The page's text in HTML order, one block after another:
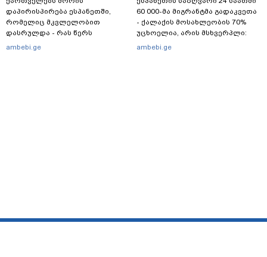
დაპირისპირება ესპანეთში,
რომელიც მკვლელობით
დასრულდა - რას წერს
საერთაშორისო მედია: "მანქანა
ambebi.ge
60 000-მა მიგრანტმა გადაკვეთა
- ქალაქის მოსახლეობის 70%
უცხოელია, არის მსხვერპლი:
ბოლო ცნობები სეუტადან,
ambebi.ge